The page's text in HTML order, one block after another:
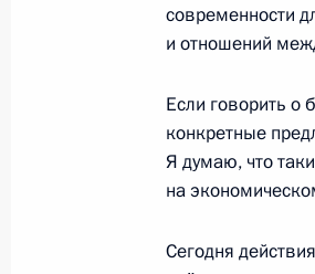
24 января 2011
13 января
13 января 2011
современности
и отношений
Если говорить о
конкретные
Я думаю, что
на
Сегодня